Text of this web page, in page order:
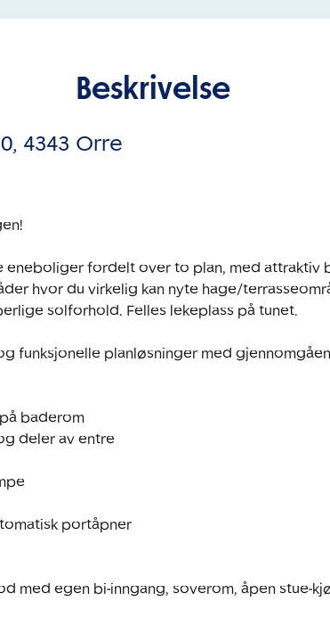
Beskrivelse
, 4343 Orre
eneboliger fordelt over to plan, med attraktiv
hvor du virkelig kan nyte hage/
solforhold. Felles lekeplass på tunet.
funksjonelle planløsninger med
baderom
deler av entre
portåpner
med egen bi-inngang, soverom, åpen stue-